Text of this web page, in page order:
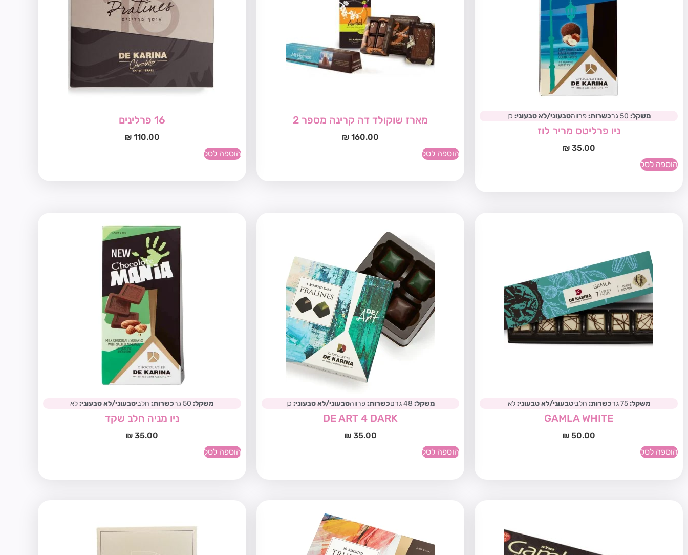
משקל: 50 גר כשרות:פרווהטבעוני/לא טבעוני: כן
ניו פרליטס מריר לוז
₪35.00
הוספה לסל
מארז שוקולד דה קרינה מספר 2
₪ 160.00
הוספה לסל
16 פרלינים
₪110.00
הוספה לסל
משקל:75 גר כשרות: חלביטבעוני/לא טבעוני:לא
GAMLA WHITE
₪ 50.00
הוספה לסל
משקל: 48 גרם כשרות:פרווהטבעוני/לא טבעוני: כן
DE ART 4 DARK
₪ 35.00
הוספה לסל
משקל: 50 גר כשרות: חלביטבעוני/לא טבעוני:לא
ניו מניה חלב שקד
₪ 35.00
הוספה לסל